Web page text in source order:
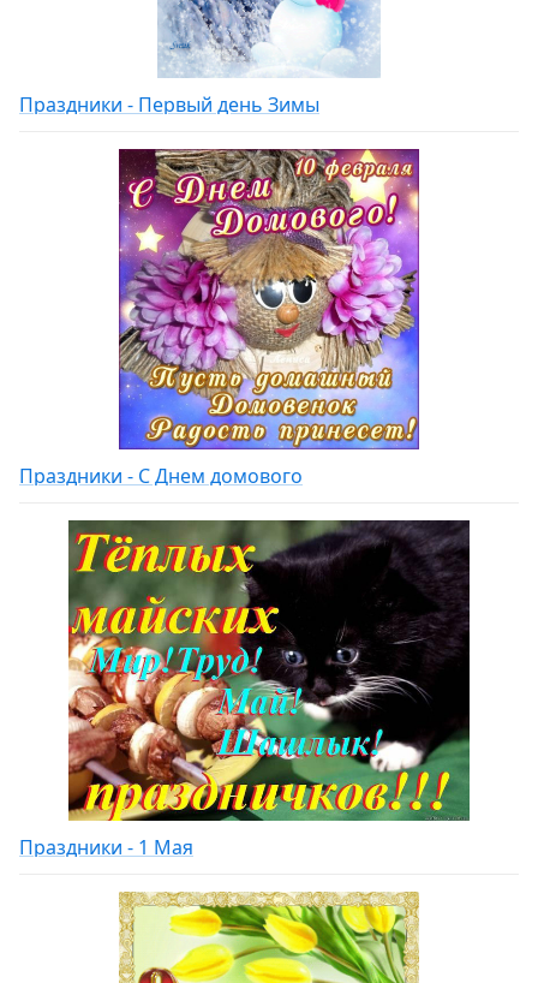
Праздники - Первый день Зимы
Праздники - С Днем домового
Праздники - 1 Мая